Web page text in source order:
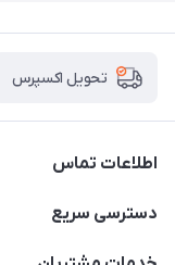
تحویل اکسپرس
اطلاعات تماس
برای دریافت کدرهگیری
دسترسی سریع
حساب کاربری